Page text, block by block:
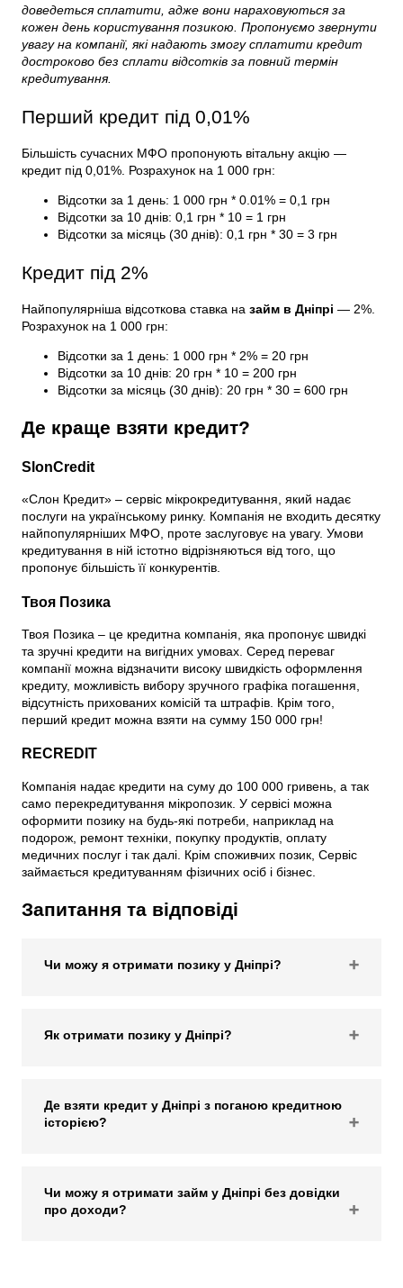
доведеться сплатити, адже вони нараховуються за
кожен день користування позикою. Пропонуємо звернути
увагу на компанії, які надають змогу сплатити кредит
достроково без сплати відсотків за повний термін
кредитування.
Перший кредит під 0,01%
Більшість сучасних МФО пропонують вітальну акцію —
кредит під 0,01%. Розрахунок на 1 000 грн:
Відсотки за 1 день: 1 000 грн * 0.01% = 0,1 грн
Відсотки за 10 днів: 0,1 грн * 10 = 1 грн
Відсотки за місяць (30 днів): 0,1 грн * 30 = 3 грн
Кредит під 2%
Найпопулярніша відсоткова ставка на займ в Дніпрі — 2%.
Розрахунок на 1 000 грн:
Відсотки за 1 день: 1 000 грн * 2% = 20 грн
Відсотки за 10 днів: 20 грн * 10 = 200 грн
Відсотки за місяць (30 днів): 20 грн * 30 = 600 грн
Де краще взяти кредит?
SlonCredit
«Слон Кредит» – сервіс мікрокредитування, який надає
послуги на українському ринку. Компанія не входить десятку
найпопулярніших МФО, проте заслуговує на увагу. Умови
кредитування в ній істотно відрізняються від того, що
пропонує більшість її конкурентів.
Твоя Позика
Твоя Позика – це кредитна компанія, яка пропонує швидкі
та зручні кредити на вигідних умовах. Серед переваг
компанії можна відзначити високу швидкість оформлення
кредиту, можливість вибору зручного графіка погашення,
відсутність прихованих комісій та штрафів. Крім того,
перший кредит можна взяти на сумму 150 000 грн!
RECREDIT
Компанія надає кредити на суму до 100 000 гривень, а так
само перекредитування мікропозик. У сервісі можна
оформити позику на будь-які потреби, наприклад на
подорож, ремонт техніки, покупку продуктів, оплату
медичних послуг і так далі. Крім споживчих позик, Сервіс
займається кредитуванням фізичних осіб і бізнес.
Запитання та відповіді
Чи можу я отримати позику у Дніпрі?
Як отримати позику у Дніпрі?
Де взяти кредит у Дніпрі з поганою кредитною
історією?
Чи можу я отримати займ у Дніпрі без довідки
про доходи?